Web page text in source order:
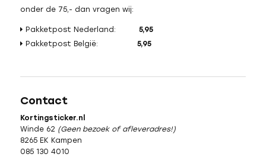
onder de 75,- dan vragen wij:
Pakketpost Nederland:
5,95
Pakketpost België:
5,95
Contact
Kortingsticker.nl
Winde 62 (Geen bezoek of afleveradres!)
8265 EK Kampen
085 130 4010